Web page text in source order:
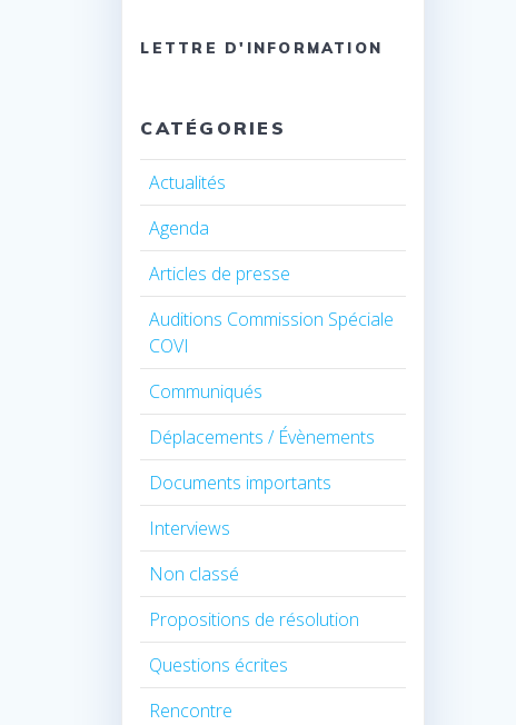
LETTRE D'INFORMATION
CATÉGORIES
Actualités
Agenda
Articles de presse
Auditions Commission Spéciale
COVI
Communiqués
Déplacements / Évènements
Documents importants
Interviews
Non classé
Propositions de résolution
Questions écrites
Rencontre